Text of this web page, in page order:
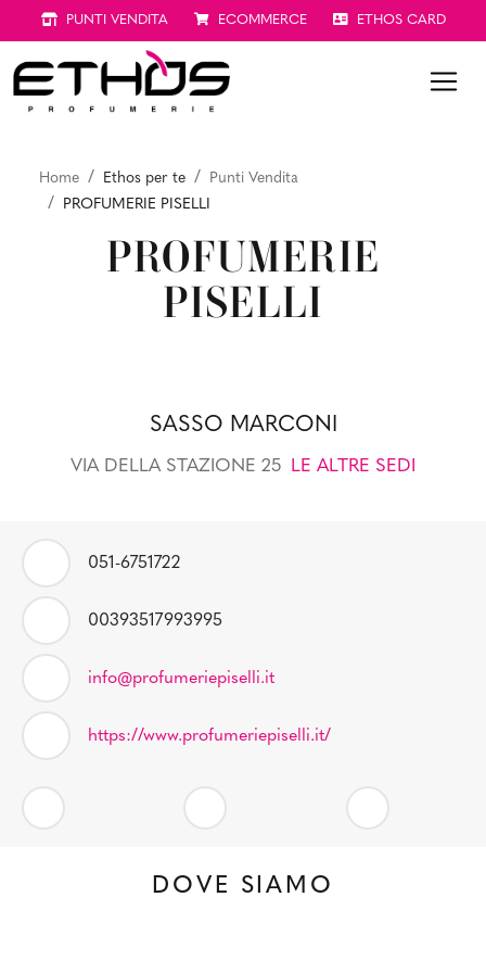
PUNTI VENDITA ECOMMERCE ETHOS CARD
Home Ethos per te
Punti Vendita
PROFUMERIE PISELLI
PROFUMERIE
PISELLI
SASSO MARCONI
VIA DELLA STAZIONE 25 LE ALTRE SEDI
051-6751722
00393517993995
info@profumeriepiselli.it
https://www.profumeriepiselli.it/
DOVE SIAMO